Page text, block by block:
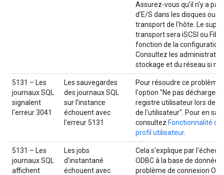
Assurez-vous qu'il n'y a
d'E/S dans les disques ou
transport de l'hôte. Le
transport sera iSCSI ou
fonction de la configuration
Consultez les
stockage et du réseau si
5131 – Les
journaux SQL
signalent
l'erreur 3041
Les sauvegardes
des journaux SQL
sur l'instance
échouent avec
l'erreur 5131
Pour résoudre ce
l'option "Ne pas décharger
registre utilisateur lors de
de l'utilisateur". Pour en
consultez Fonctionnalité du
profil utilisateur.
5131 – Les
journaux SQL
affichent
Les jobs
d'instantané
échouent avec
Cela s'explique par l'échec
ODBC à la base de
problème de connexion